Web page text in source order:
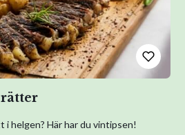
i helgen? Här har du vintipsen!